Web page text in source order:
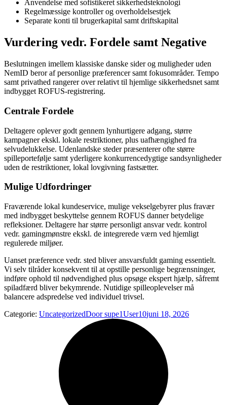
Anvendelse med sofistikeret sikkerhedsteknologi
Regelmæssige kontroller og overholdelsestjek
Separate konti til brugerkapital samt driftskapital
Vurdering vedr. Fordele samt Negative
Beslutningen imellem klassiske danske sider og muligheder uden
NemID beror af personlige præferencer samt fokusområder. Tempo
samt privathed rangerer over relativt til hjemlige sikkerhedsnet samt
indbygget ROFUS-registrering.
Centrale Fordele
Deltagere oplever godt gennem lynhurtigere adgang, større
kampagner ekskl. lokale restriktioner, plus uafhængighed fra
selvudelukkelse. Udenlandske steder præsenterer ofte større
spilleportefølje samt yderligere konkurrencedygtige sandsynligheder
uden de restriktioner, lokal lovgivning fastsætter.
Mulige Udfordringer
Fraværende lokal kundeservice, mulige vekselgebyrer plus fravær
med indbygget beskyttelse gennem ROFUS danner betydelige
refleksioner. Deltagere har større personligt ansvar vedr. kontrol
vedr. gamingmønstre ekskl. de integrerede værn ved hjemligt
regulerede miljøer.
Uanset præference vedr. sted bliver ansvarsfuldt gaming essentielt.
Vi selv tilråder konsekvent til at opstille personlige begrænsninger,
indføre ophold til nødvendighed plus opsøge ekspert hjælp, såfremt
spiladfærd bliver bekymrende. Nutidige spilleoplevelser må
balancere adspredelse ved individuel trivsel.
Categorie: UncategorizedDoorsupe1User10juni 18, 2026